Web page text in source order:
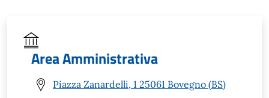
Area Amministrativa
Piazza Zanardelli, 1 25061 Bovegno (BS)